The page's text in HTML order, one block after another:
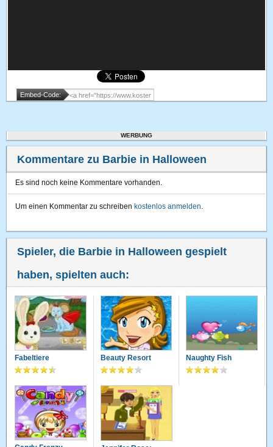
Embed-Code:
WERBUNG
Kommentare zu Barbie in Halloween
Es sind noch keine Kommentare vorhanden.
Um einen Kommentar zu schreiben kostenlos anmelden.
Spieler, die Barbie in Halloween gespielt
haben, spielten auch:
Fabeltiere Beauty Resort Naughty Fish